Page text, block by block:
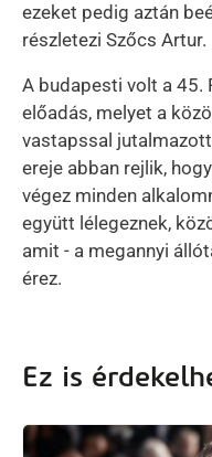
ezeket pedig aztán
részletezi Szőcs Artur.
A budapesti volt a 45.
előadás, melyet a
vastapssal
ereje abban rejlik,
végez minden
együtt lélegeznek,
amit - a megannyi
érez.
Ez is